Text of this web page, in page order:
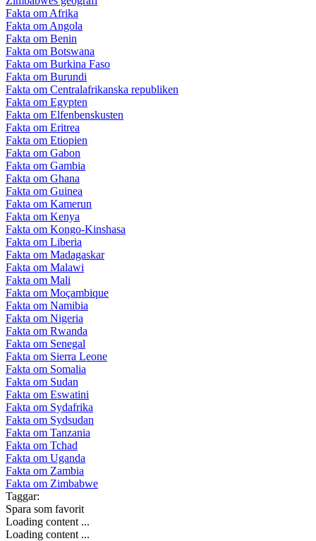
Fakta om Afrika
Fakta om Angola
Fakta om Benin
Fakta om Botswana
Fakta om Burkina Faso
Fakta om Burundi
Fakta om Centralafrikanska republiken
Fakta om Egypten
Fakta om Elfenbenskusten
Fakta om Eritrea
Fakta om Etiopien
Fakta om Gabon
Fakta om Gambia
Fakta om Ghana
Fakta om Guinea
Fakta om Kamerun
Fakta om Kenya
Fakta om Kongo-Kinshasa
Fakta om Liberia
Fakta om Madagaskar
Fakta om Malawi
Fakta om Mali
Fakta om Moçambique
Fakta om Namibia
Fakta om Nigeria
Fakta om Rwanda
Fakta om Senegal
Fakta om Sierra Leone
Fakta om Somalia
Fakta om Sudan
Fakta om Eswatini
Fakta om Sydafrika
Fakta om Sydsudan
Fakta om Tanzania
Fakta om Tchad
Fakta om Uganda
Fakta om Zambia
Fakta om Zimbabwe
Taggar:
Spara som favorit
Loading content ...
Loading content ...